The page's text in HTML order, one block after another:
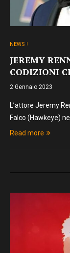
NEWS !
JEREMY
CODIZIONI
2 Gennaio 2023
L’attore Jeremy
Falco (Hawkeye)
Read more